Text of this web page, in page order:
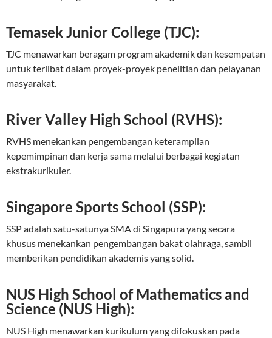
Temasek Junior College (TJC):
TJC menawarkan beragam program akademik dan kesempatan
untuk terlibat dalam proyek-proyek penelitian dan pelayanan
masyarakat.
River Valley High School (RVHS):
RVHS menekankan pengembangan keterampilan
kepemimpinan dan kerja sama melalui berbagai kegiatan
ekstrakurikuler.
Singapore Sports School (SSP):
SSP adalah satu-satunya SMA di Singapura yang secara
khusus menekankan pengembangan bakat olahraga, sambil
memberikan pendidikan akademis yang solid.
NUS High School of Mathematics and
Science (NUS High):
NUS High menawarkan kurikulum yang difokuskan pada